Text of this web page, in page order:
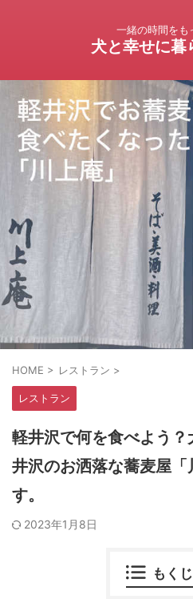
一緒の時間をも
犬と幸せに暮
HOME > レストラン >
レストラン
軽井沢で何を食べよう
井沢のお洒落な蕎麦屋「
す。
2023年1月8日
もくじ